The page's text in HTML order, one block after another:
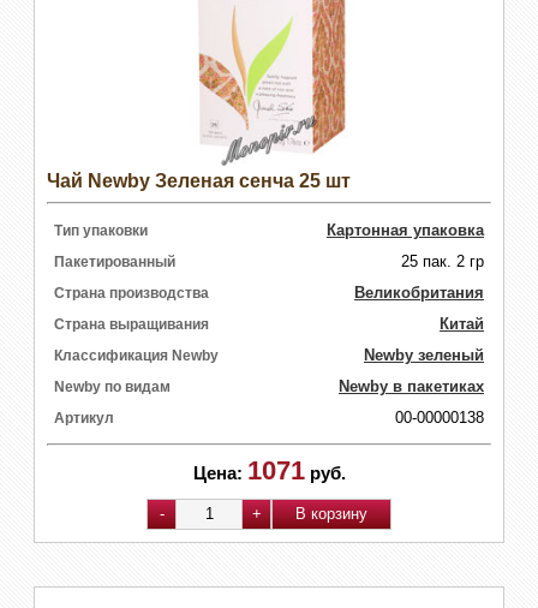
Чай Newby Зеленая сенча 25 шт
Тип упаковки Картонная упаковка
Пакетированный 25 пак. 2 гр
Страна производства Великобритания
Страна выращивания Китай
Классификация Newby Newby зеленый
Newby по видам Newby в пакетиках
Артикул 00-00000138
Цена: 1071 руб.